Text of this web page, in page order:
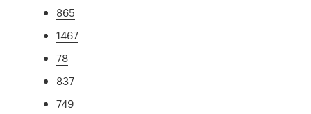
865
1467
78
837
749